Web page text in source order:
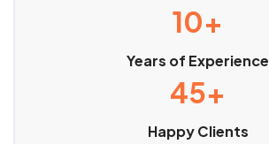
10+
Years of Experience
45+
Happy Clients